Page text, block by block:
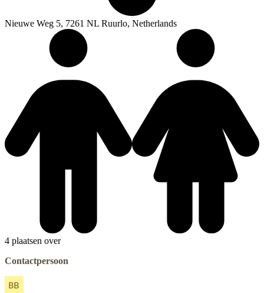
Nieuwe Weg 5, 7261 NL Ruurlo, Netherlands
4 plaatsen over
Contactpersoon